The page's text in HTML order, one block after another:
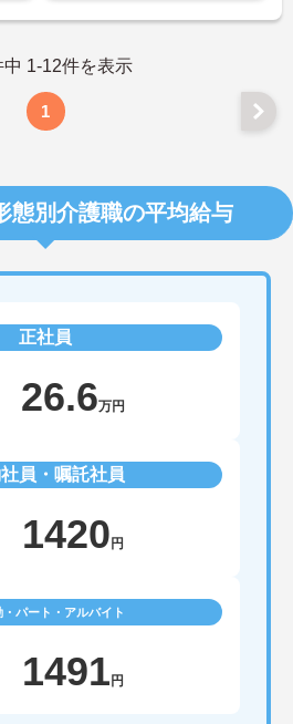
のでお気軽にご相談くだ
中 1-12件を表示
1
態別介護職の平均給与
正社員
26.6万円
員・嘱託社員
1420円
・パート・アルバイト
1491円